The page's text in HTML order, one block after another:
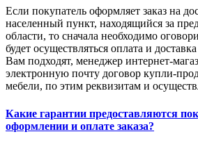
Если покупатель оформляет заказ на
населенный пункт, находящийся за
области, то сначала необходимо
будет осуществляться оплата и
Вам подходят, менеджер интернет-
электронную почту договор купли-
мебели, по этим реквизитам и
Какие гарантии предоставляются
оформлении и оплате заказа?